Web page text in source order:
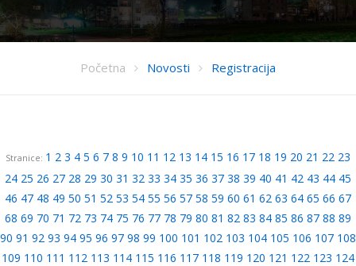
Početna Novosti Registracija
Stranice: 1 2 3 4 5 6 7 8 9 10 11 12 13 14 15 16 17 18 19 20 21 22 23
24 25 26 27 28 29 30 31 32 33 34 35 36 37 38 39 40 41 42 43 44 45
46 47 48 49 50 51 52 53 54 55 56 57 58 59 60 61 62 63 64 65 66 67
68 69 70 71 72 73 74 75 76 77 78 79 80 81 82 83 84 85 86 87 88 89
90 91 92 93 94 95 96 97 98 99 100 101 102 103 104 105 106 107 108
109 110 111 112 113 114 115 116 117 118 119 120 121 122 123 124